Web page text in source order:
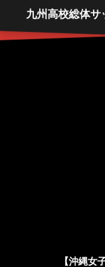
九州高校総体サ
【沖縄女